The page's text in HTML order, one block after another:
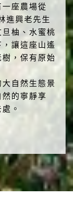
座農場從
進興老先生
柚、水蜜桃
讓這座山遙
，保有原始
自然生態景
的寧靜享
。